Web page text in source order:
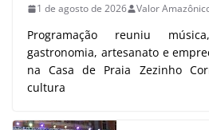
1 de agosto de 2026 Valor
Programação reuniu
gastronomia, artesanato e
na Casa de Praia Zezinho
cultura